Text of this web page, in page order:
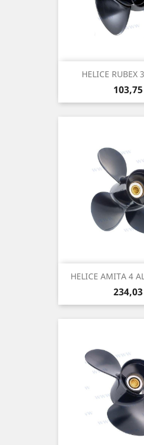
HELICE RUBEX
Prix
HELICE AMITA 4
Prix